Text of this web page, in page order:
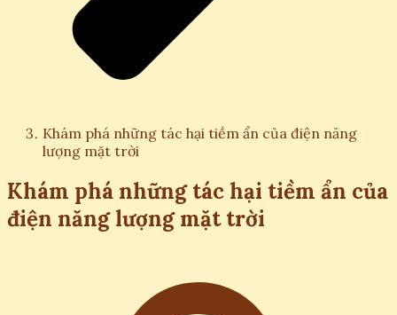
Khám phá những tác hại tiềm ẩn của điện năng
lượng mặt trời
Khám phá những tác hại tiềm ẩn của
điện năng lượng mặt trời